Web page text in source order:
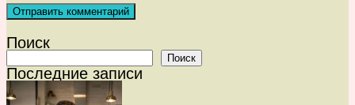
Поиск
Поиск
Последние записи